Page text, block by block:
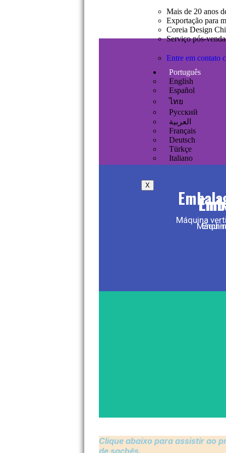
Mais de 20 anos
Exportação para
Coreia Design
Serviço pós-
Entre em contato
Português
English
Español
ไทย
Русский
العربية
Français
Deutsch
Türkçe
Italiano
X
Máquina
Clique abaixo para assistir ao